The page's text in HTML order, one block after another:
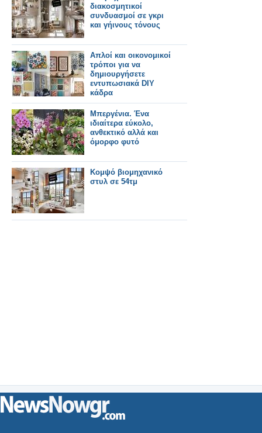
διακοσμητικοί
συνδυασμοί σε γκρι
και γήινους τόνους
Απλοί και οικονομικοί
τρόποι για να
δημιουργήσετε
εντυπωσιακά DIY
κάδρα
Μπεργένια. Ένα
ιδιαίτερα εύκολο,
ανθεκτικό αλλά και
όμορφο φυτό
Κομψό βιομηχανικό
στυλ σε 54τμ